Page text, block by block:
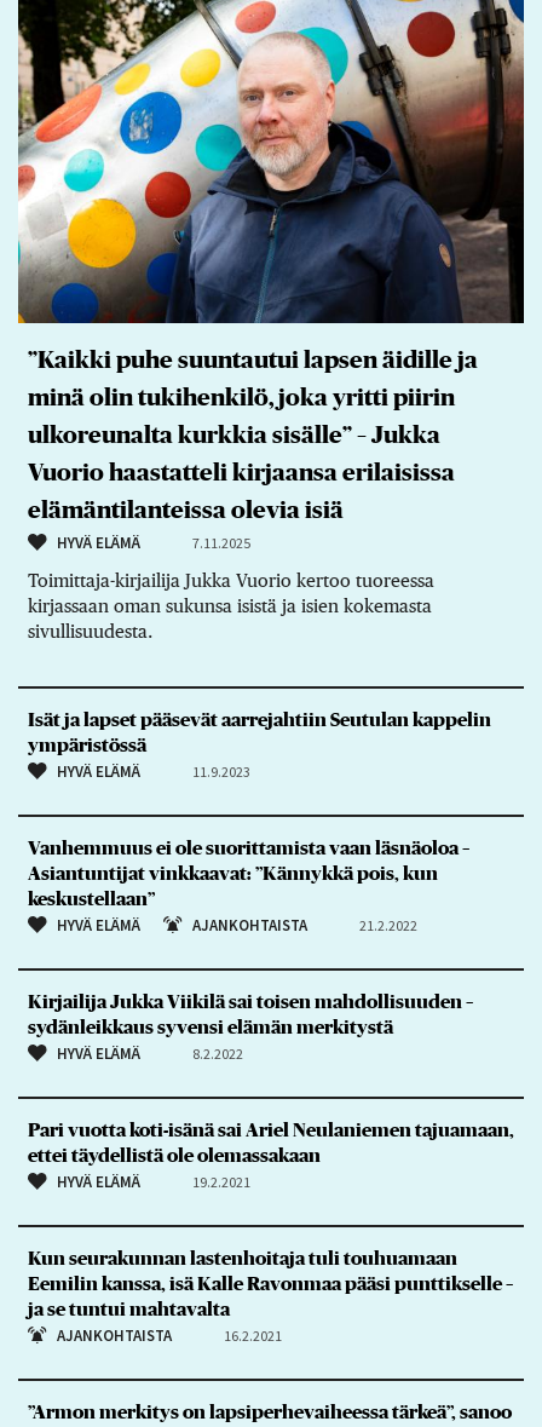
”Kaikki puhe suuntautui lapsen äidille ja
minä olin tukihenkilö, joka yritti piirin
ulkoreunalta kurkkia sisälle” – Jukka
Vuorio haastatteli kirjaansa erilaisissa
elämäntilanteissa olevia isiä
HYVÄ ELÄMÄ 7.11.2025
Toimittaja-kirjailija Jukka Vuorio kertoo tuoreessa
kirjassaan oman sukunsa isistä ja isien kokemasta
sivullisuudesta.
Isät ja lapset pääsevät aarrejahtiin Seutulan kappelin
ympäristössä
HYVÄ ELÄMÄ 11.9.2023
Vanhemmuus ei ole suorittamista vaan läsnäoloa –
Asiantuntijat vinkkaavat: ”Kännykkä pois, kun
keskustellaan”
HYVÄ ELÄMÄ AJANKOHTAISTA 21.2.2022
Kirjailija Jukka Viikilä sai toisen mahdollisuuden –
sydänleikkaus syvensi elämän merkitystä
HYVÄ ELÄMÄ 8.2.2022
Pari vuotta koti-isänä sai Ariel Neulaniemen tajuamaan,
ettei täydellistä ole olemassakaan
HYVÄ ELÄMÄ 19.2.2021
Kun seurakunnan lastenhoitaja tuli touhuamaan
Eemilin kanssa, isä Kalle Ravonmaa pääsi punttikselle –
ja se tuntui mahtavalta
AJANKOHTAISTA 16.2.2021
”Armon merkitys on lapsiperhevaiheessa tärkeä”, sanoo